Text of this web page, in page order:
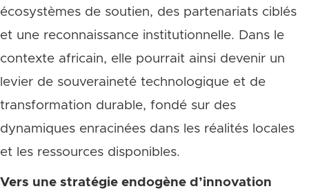
écosystèmes de soutien, des partenariats ciblés
et une reconnaissance institutionnelle. Dans le
contexte africain, elle pourrait ainsi devenir un
levier de souveraineté technologique et de
transformation durable, fondé sur des
dynamiques enracinées dans les réalités locales
et les ressources disponibles.
Vers une stratégie endogène d’innovation